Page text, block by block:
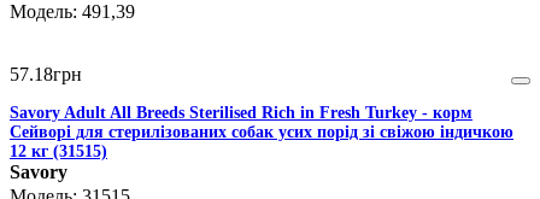
491,39
57.18грн
Savory Adult All Breeds Sterilised Rich in Fresh Turkey - корм
Сейворі для стерилізованих собак усих порід зі свіжою індичкою
12 кг (31515)
Savory